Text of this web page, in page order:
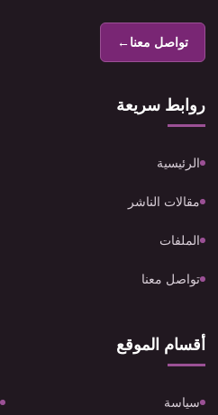
تواصل معنا←
روابط سريعة
الرئيسية
مقالات الناشر
الملفات
تواصل معنا
أقسام الموقع
سياسة